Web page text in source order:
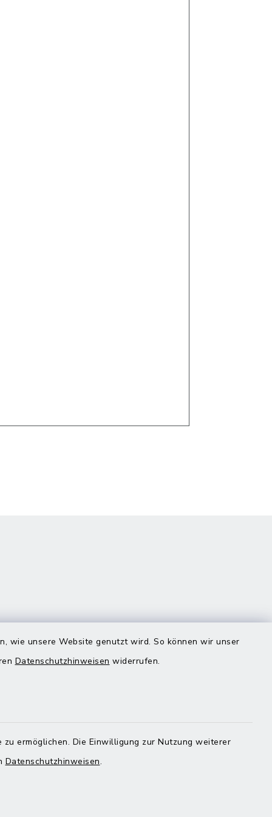
wie unsere Website genutzt wird. So können wir unser
Datenschutzhinweisen widerrufen.
ermöglichen. Die Einwilligung zur Nutzung weiterer
Datenschutzhinweisen.
Quicklinks